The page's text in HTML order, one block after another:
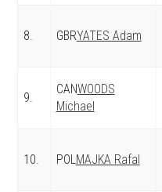
8. GBRYATES Adam
9.
CANWOODS
Michael
10. POLMAJKA Rafal